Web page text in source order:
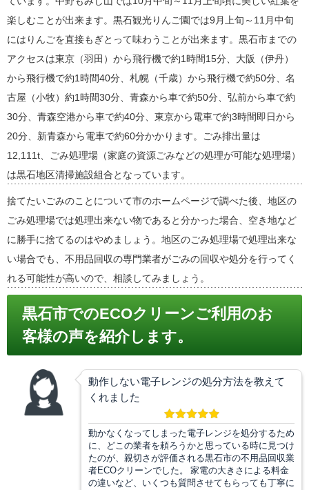
楽しむことが出来ます。黒石観光りんご園では9月上旬～11月中旬
にはりんごを直接もぎとって味わうことが出来ます。黒石市までの
アクセスは東京（羽田）から飛行機で約1時間15分、大阪（伊丹）
から飛行機で約1時間40分、札幌（千歳）から飛行機で約50分、名
古屋（小牧）約1時間30分、青森から車で約50分、弘前から車で約
30分、青森空港から車で約40分、東京から電車で約3時間即日から
20分、新青森から電車で約60分かかります。ごみ排出量は
12,111t、ごみ処理場（家庭の資源ごみなどの処理が可能な処理場）
は黒石地区清掃施設組合となっています。
捨てたいごみのことについて市のホームページで調べた後、地区の
ごみ処理場では処理出来ない物であると分かった場合、空き地など
に勝手に捨てるのはやめましょう。地区のごみ処理場で処理出来な
い場合でも、不用品回収の専門業者がごみの回収や処分を行ってく
れる可能性が高いので、相談してみましょう。
黒石市でのECOクリーンご利用のお
客様の声を紹介します。
動作しない電子レンジの処分方法を教えて
くれました
動かなくなってしまった電子レンジを処分するため
に、どこの業者を頼ろうかと思っている時に見つけ
たのが、親切さが評価される黒石市の不用品回収業
者ECOクリーンでした。 家電の大きさによる料金
の違いなど、いくつも質問させてもらっても丁寧に